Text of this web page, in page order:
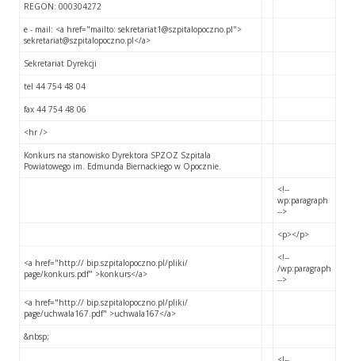
REGON: 000304272
e - mail: <a href="mailto: sekretariat1@szpitalopoczno.pl">
sekretariat@szpitalopoczno.pl</a>
Sekretariat Dyrekcji
tel 44 754 48 04
fax 44 754 48 06
<hr />
Konkurs na stanowisko Dyrektora SPZOZ Szpitala
Powiatowego im. Edmunda Biernackiego w Opocznie.
<!--
wp:paragraph
-->
<p></p>
<a href="http:// bip.szpitalopoczno.pl/pliki/
page/konkurs.pdf" >konkurs</a>
<!--
/wp:paragraph
-->
<a href="http:// bip.szpitalopoczno.pl/pliki/
page/uchwala167.pdf" >uchwala167</a>
&nbsp;